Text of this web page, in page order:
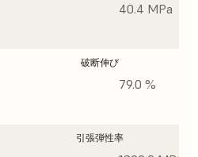
40.4 MPa
破断伸び
79.0 %
引張弾性率